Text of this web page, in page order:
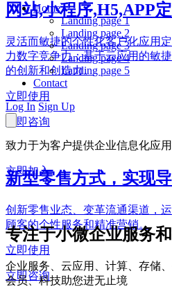
网站,小程序,H5,APP
灵活而敏捷的个性化客户化应用
力数字竞争力；基于云应用的敏
的创新和创造力。
立即使用
立即咨询
新型零售方式，实现
创新零售业态、变革流通渠道，
顾客的个性服务和精准营销。
立即使用
立即咨询
Home
Landing page 1
Landing page 2
Landing page 3
Landing page 4
Landing page 5
Contact
Log In Sign Up
致力于为客户提供企业信息化应
立即加入
专注于小微企业服务
企业服务、云应用、计算、存储
会员、科技助您进无止境